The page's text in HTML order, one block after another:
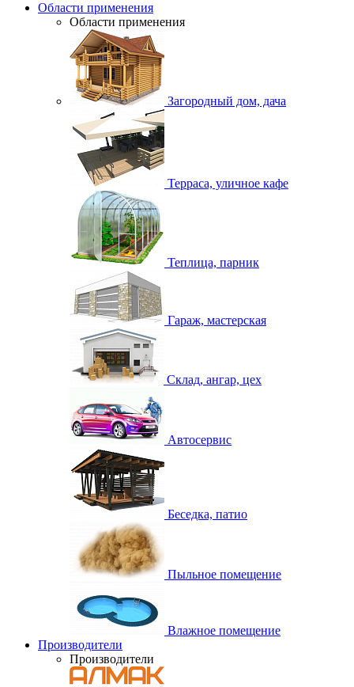
Области применения
Области применения
Загородный дом, дача
Терраса, уличное кафе
Теплица, парник
Гараж, мастерская
Склад, ангар, цех
Автосервис
Беседка, патио
Пыльное помещение
Влажное помещение
Производители
Производители